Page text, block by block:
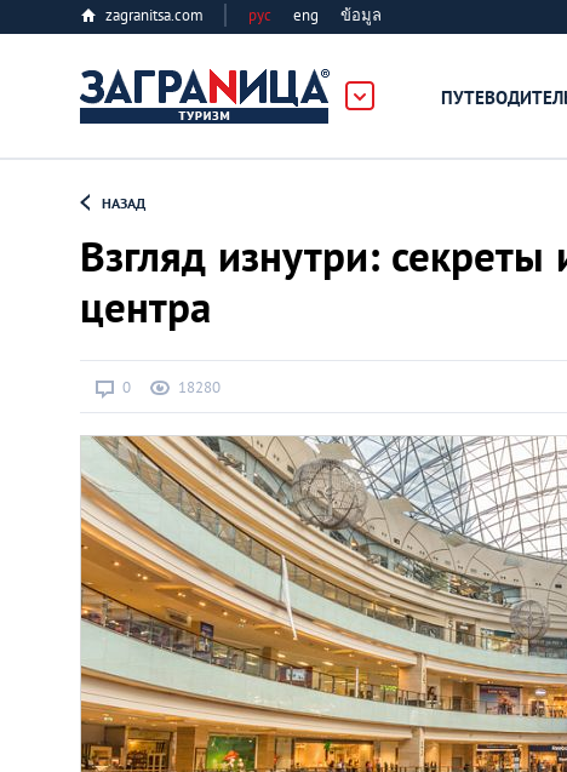
zagranitsa.com рус eng ข้อมูล
Алматы
Афины
Киев
Лондон
Лос-Анджелес
Москва
НАЗАД
Взгляд изнутри:
центра
0 18280